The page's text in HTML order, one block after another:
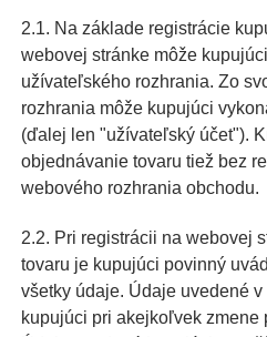
2.1. Na základe registrácie
webovej stránke môže
užívateľského rozhrania. Zo
rozhrania môže kupujúci
(ďalej len "užívateľský účet").
objednávanie tovaru tiež bez
webového rozhrania obchodu.
2.2. Pri registrácii na webovej
tovaru je kupujúci povinný
všetky údaje. Údaje uvedené
kupujúci pri akejkoľvek zmene